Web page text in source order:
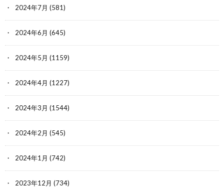
2024年7月 (581)
2024年6月 (645)
2024年5月 (1159)
2024年4月 (1227)
2024年3月 (1544)
2024年2月 (545)
2024年1月 (742)
2023年12月 (734)